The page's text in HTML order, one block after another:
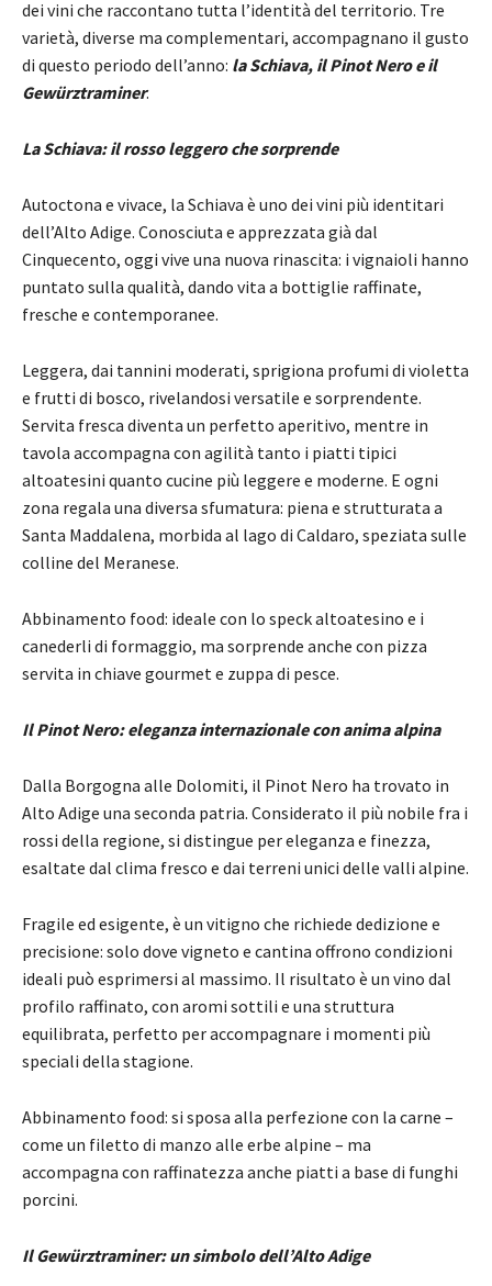
dei vini che raccontano tutta l’identità del territorio. Tre
varietà, diverse ma complementari, accompagnano il gusto
di questo periodo dell’anno: la Schiava, il Pinot Nero e il
Gewürztraminer.
La Schiava: il rosso leggero che sorprende
Autoctona e vivace, la Schiava è uno dei vini più identitari
dell’Alto Adige. Conosciuta e apprezzata già dal
Cinquecento, oggi vive una nuova rinascita: i vignaioli hanno
puntato sulla qualità, dando vita a bottiglie raffinate,
fresche e contemporanee.
Leggera, dai tannini moderati, sprigiona profumi di violetta
e frutti di bosco, rivelandosi versatile e sorprendente.
Servita fresca diventa un perfetto aperitivo, mentre in
tavola accompagna con agilità tanto i piatti tipici
altoatesini quanto cucine più leggere e moderne. E ogni
zona regala una diversa sfumatura: piena e strutturata a
Santa Maddalena, morbida al lago di Caldaro, speziata sulle
colline del Meranese.
Abbinamento food: ideale con lo speck altoatesino e i
canederli di formaggio, ma sorprende anche con pizza
servita in chiave gourmet e zuppa di pesce.
Il Pinot Nero: eleganza internazionale con anima alpina
Dalla Borgogna alle Dolomiti, il Pinot Nero ha trovato in
Alto Adige una seconda patria. Considerato il più nobile fra i
rossi della regione, si distingue per eleganza e finezza,
esaltate dal clima fresco e dai terreni unici delle valli alpine.
Fragile ed esigente, è un vitigno che richiede dedizione e
precisione: solo dove vigneto e cantina offrono condizioni
ideali può esprimersi al massimo. Il risultato è un vino dal
profilo raffinato, con aromi sottili e una struttura
equilibrata, perfetto per accompagnare i momenti più
speciali della stagione.
Abbinamento food: si sposa alla perfezione con la carne –
come un filetto di manzo alle erbe alpine – ma
accompagna con raffinatezza anche piatti a base di funghi
porcini.
Il Gewürztraminer: un simbolo dell’Alto Adige